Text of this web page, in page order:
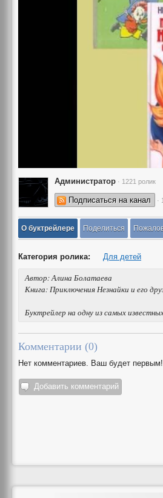
Администратор · 1221 ролик
Подписаться на канал ·
О буктрейлере Поделиться
Категория ролика: Для детей
Автор: Алина Болатаева
Книга: Приключения Незнайки и его
Буктрейлер на одну из самых
Комментарии (0)
Нет комментариев. Ваш будет первым!
Добавить комментарий